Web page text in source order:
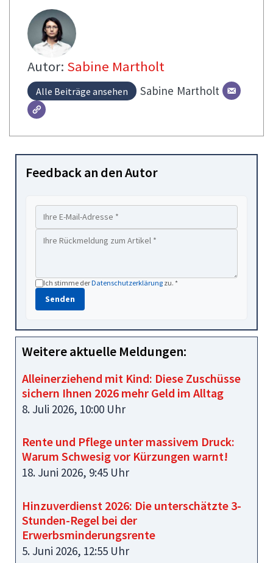
Autor: Sabine Martholt
Alle Beiträge ansehen Sabine Martholt
Feedback an den Autor
Ich stimme derDatenschutzerklärung zu. *
Senden
Weitere aktuelle Meldungen:
Alleinerziehend mit Kind: Diese Zuschüsse
sichern Ihnen 2026 mehr Geld im Alltag
8. Juli 2026, 10:00 Uhr
Rente und Pflege unter massivem Druck:
Warum Schwesig vor Kürzungen warnt!
18. Juni 2026, 9:45 Uhr
Hinzuverdienst 2026: Die unterschätzte 3-
Stunden-Regel bei der
Erwerbsminderungsrente
5. Juni 2026, 12:55 Uhr